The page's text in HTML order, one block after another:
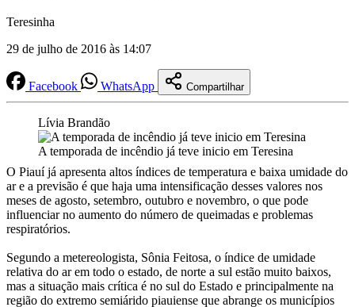
Teresinha
29 de julho de 2016 às 14:07
Facebook WhatsApp Compartilhar
Lívia Brandão
A temporada de incêndio já teve inicio em Teresina
O Piauí já apresenta altos índices de temperatura e baixa umidade do
ar e a previsão é que haja uma intensificação desses valores nos
meses de agosto, setembro, outubro e novembro, o que pode
influenciar no aumento do número de queimadas e problemas
respiratórios.
Segundo a metereologista, Sônia Feitosa, o índice de umidade
relativa do ar em todo o estado, de norte a sul estão muito baixos,
mas a situação mais crítica é no sul do Estado e principalmente na
região do extremo semiárido piauiense que abrange os municípios